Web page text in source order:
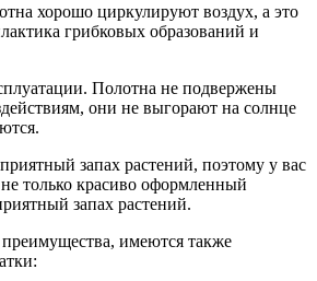
хорошо циркулируют воздух, а это
грибковых образований и
Полотна не подвержены
они не выгорают на солнце
запах растений, поэтому у вас
не только красиво оформленный
запах растений.
имеются также